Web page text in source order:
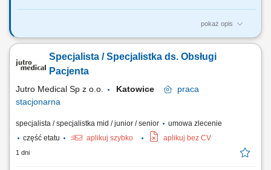
pokaż opis
Twoim zadaniem będzie: pomoc recepcji zgodnie z przyjętymi
zaangażowanie w wykonywaną pracę; Umiejętność pracy zespołowej,
empatia, odporność na stres, elastyczność, samodzielność. Miłe
Specjalista / Specjalistka ds. Obsługi
Pacjenta
Jutro Medical Sp z o.o. Katowice
praca
stacjonarna
specjalista / specjalistka mid / junior / senior
umowa zlecenie
część etatu
aplikuj szybko aplikuj bez CV
1 dni